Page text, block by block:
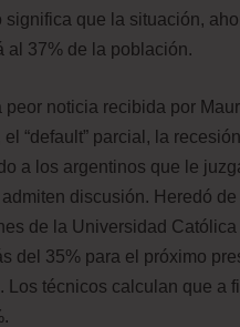
que la situación,
al 37% de la población.
noticia recibida por
“default” parcial, la
a los argentinos que le
discusión. Heredó
de la Universidad
del 35% para el próximo
técnicos calculan que a